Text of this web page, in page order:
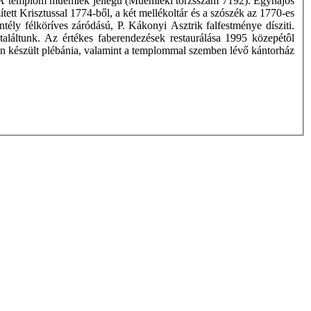
Krisztussal 1774-ből, a két mellékoltár és a szószék az 1770-es
félköríves záródású, P. Kákonyi Asztrik falfestménye dísziti.
Az értékes faberendezések restaurálása 1995 közepétôl
plébánia, valamint a templommal szemben lévő kántorház